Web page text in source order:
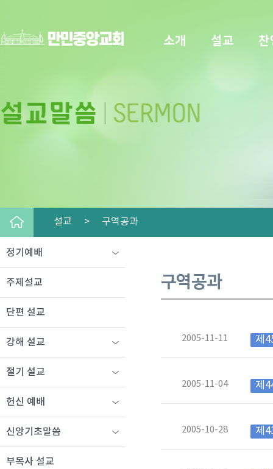
소개 설교 찬
설교 > 구역공과
구역공과
2005-11-11 제
2005-11-04 제
2005-10-28 제
정기예배
주제설교
단편 설교
강해 설교
절기 설교
헌신 예배
신앙기초말씀
부목사 설교